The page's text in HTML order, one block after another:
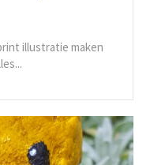
illustratie maken